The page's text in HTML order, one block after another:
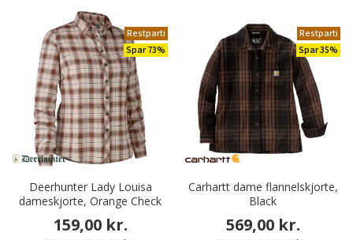
Restparti
Spar 73%
Deerhunter Lady Louisa
dameskjorte, Orange Check
159,00 kr.
Restparti
Spar 35%
Carhartt dame flannelskjorte,
Black
569,00 kr.